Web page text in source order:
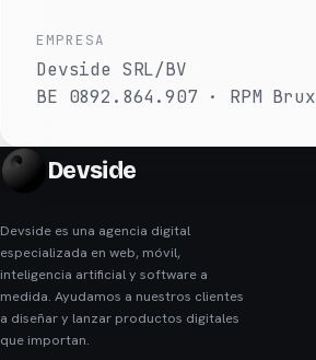
EMPRESA
Devside SRL/BV
BE 0892.864.907 · RPM
Devside
Devside es una agencia digital
especializada en web, móvil,
inteligencia artificial y software a
medida. Ayudamos a nuestros clientes
a diseñar y lanzar productos digitales
que importan.